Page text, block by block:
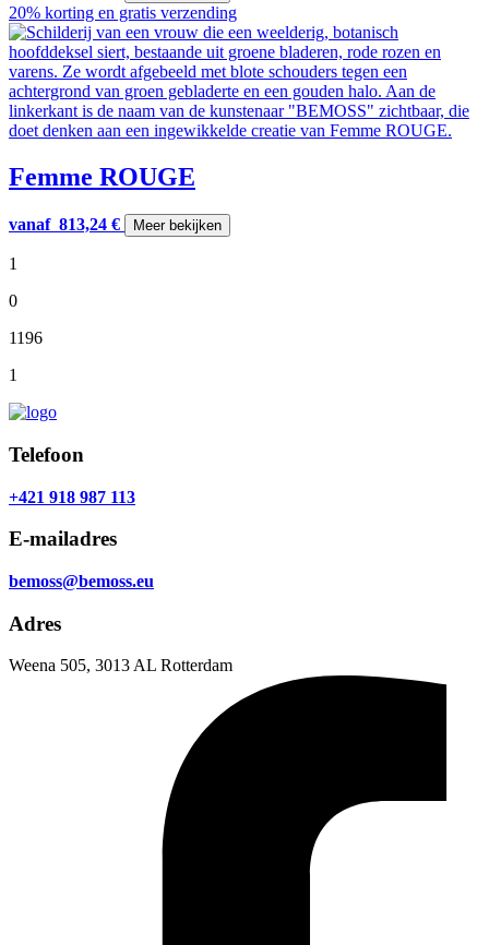
20% korting en gratis verzending
Femme ROUGE
vanaf 813,24 € Meer bekijken
1
0
1196
1
Telefoon
+421 918 987 113
E-mailadres
bemoss@bemoss.eu
Adres
Weena 505, 3013 AL Rotterdam